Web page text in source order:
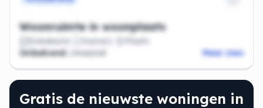
Woonruimte in woonplaats
Onbekend Kamers
Plaats
Onbekend
/maand Meer zien
Gratis de nieuwste woningen in